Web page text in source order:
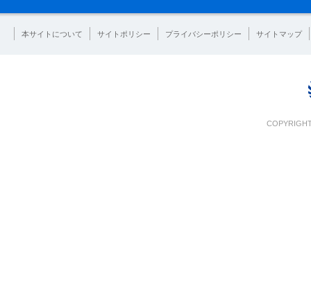
本サイトについて サイトポリシー プライバシーポリシー サイトマップ